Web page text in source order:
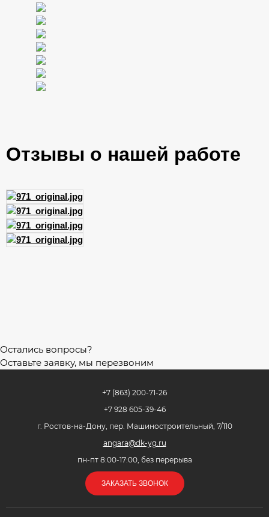
Отзывы о нашей работе
Остались вопросы?
Оставьте заявку, мы перезвоним
+7 (863) 200-71-26
+7 928 605-39-46
г. Ростов-на-Дону, пер. Машиностроительный, 7/110
angara@dk-yg.ru
пн-пт 8:00-17:00, без перерыва
ЗАКАЗАТЬ ЗВОНОК